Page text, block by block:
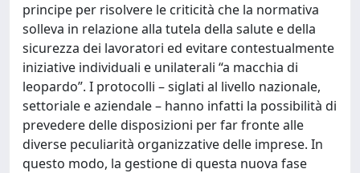
principe per risolvere le criticità che la normativa
solleva in relazione alla tutela della salute e della
sicurezza dei lavoratori ed evitare contestualmente
iniziative individuali e unilaterali “a macchia di
leopardo”. I protocolli – siglati al livello nazionale,
settoriale e aziendale – hanno infatti la possibilità di
prevedere delle disposizioni per far fronte alle
diverse peculiarità organizzative delle imprese. In
questo modo, la gestione di questa nuova fase